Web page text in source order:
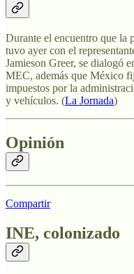
Durante el encuentro que la
tuvo ayer con el
Jamieson Greer, se dialogó
MEC, además que México
impuestos por la
y vehículos. (La Jornada)
Opinión
Compartir
INE, colonizado